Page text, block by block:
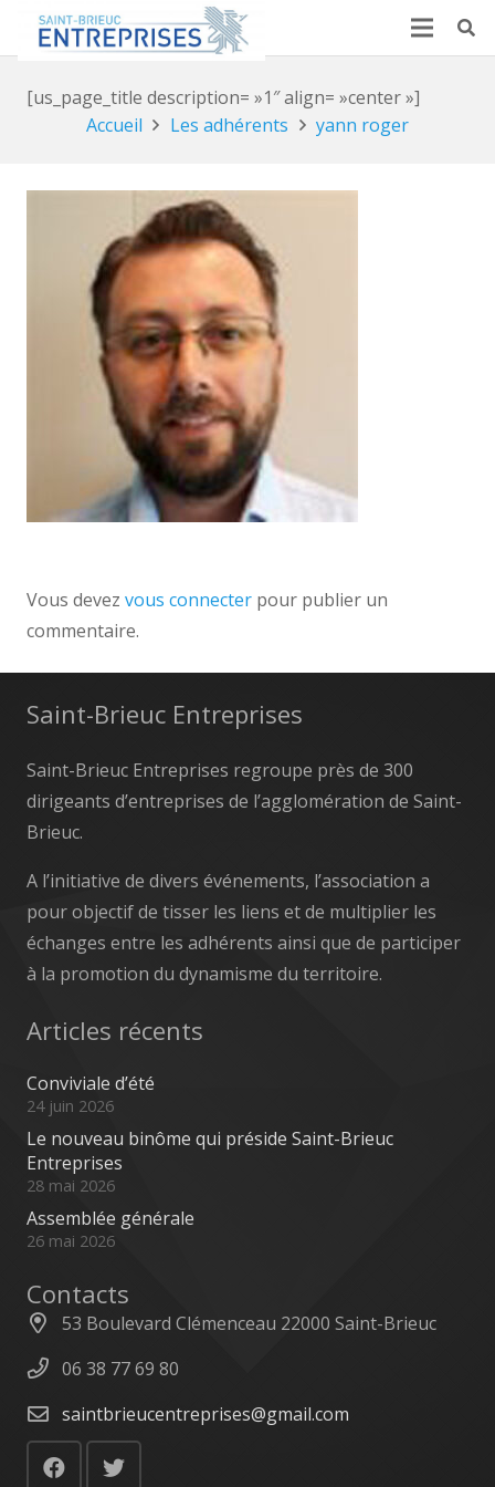
[us_page_title description= »1″ align= »center »]
Accueil
Les adhérents yann roger
Vous devez vous connecter pour publier un
commentaire.
Saint-Brieuc Entreprises
Saint-Brieuc Entreprises regroupe près de 300
dirigeants d’entreprises de l’agglomération de Saint-
Brieuc.
A l’initiative de divers événements, l’association a
pour objectif de tisser les liens et de multiplier les
échanges entre les adhérents ainsi que de participer
à la promotion du dynamisme du territoire.
Articles récents
Conviviale d’été
24 juin 2026
Le nouveau binôme qui préside Saint-Brieuc
Entreprises
28 mai 2026
Assemblée générale
26 mai 2026
Contacts
53 Boulevard Clémenceau 22000 Saint-Brieuc
06 38 77 69 80
saintbrieucentreprises@gmail.com